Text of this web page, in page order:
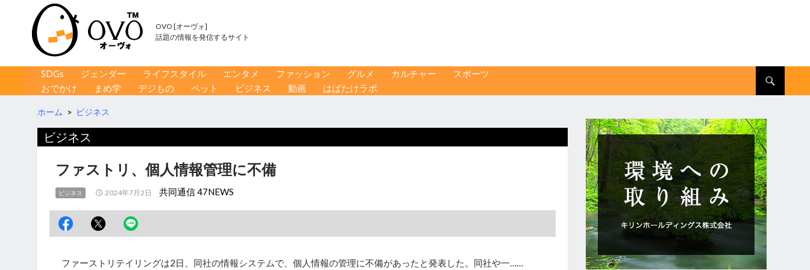
OVO [オーヴォ]
話題の情報を発信するサイト
コンテンツへ移動
SDGs ジェンダー ライフスタイル エンタメ ファッション グルメ カルチャー
スポーツ
おでかけ
まめ学 デジもの ペット ビジネス 動画 はばたけラボ
ホーム > ビジネス
ビジネス
ファストリ、個人情報管理に不備
ビジネス 2024年7月2日 共同通信 47NEWS
ファーストリテイリングは2日、同社の情報システムで、個人情報の管理に不備があったと発表した。同社や一……